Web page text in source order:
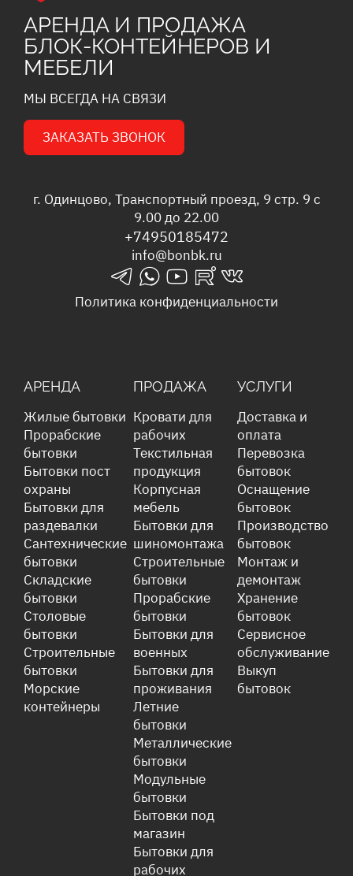
АРЕНДА И ПРОДАЖА
БЛОК-КОНТЕЙНЕРОВ И
МЕБЕЛИ
МЫ ВСЕГДА НА СВЯЗИ
ЗАКАЗАТЬ ЗВОНОК
г. Одинцово, Транспортный проезд, 9 стр. 9 с
9.00 до 22.00
+74950185472
info@bonbk.ru
telegrams_in whatsapp_in youtube_in rutube_in vk_in
Политика конфиденциальности
АРЕНДА
Жилые бытовки
Прорабские
бытовки
Бытовки пост
охраны
Бытовки для
раздевалки
Сантехнические
бытовки
Складские
бытовки
Столовые
бытовки
Строительные
бытовки
Морские
контейнеры
ПРОДАЖА
Кровати для
рабочих
Текстильная
продукция
Корпусная
мебель
Бытовки для
шиномонтажа
Строительные
бытовки
Прорабские
бытовки
Бытовки для
военных
Бытовки для
проживания
Летние
бытовки
Металлические
бытовки
Модульные
бытовки
Бытовки под
магазин
Бытовки для
рабочих
УСЛУГИ
Доставка и
оплата
Перевозка
бытовок
Оснащение
бытовок
Производство
бытовок
Монтаж и
демонтаж
Хранение
бытовок
Сервисное
обслуживание
Выкуп
бытовок